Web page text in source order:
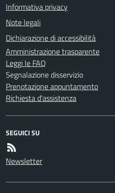
Informativa privacy
Note legali
Dichiarazione di accessibilità
Amministrazione trasparente
Leggi le FAQ
Segnalazione disservizio
Prenotazione appuntamento
Richiesta d'assistenza
SEGUICI SU
Newsletter